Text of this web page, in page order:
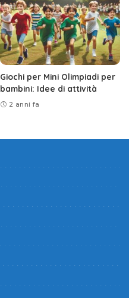
Giochi per Mini Olimpiadi per
bambini: Idee di attività
2 anni fa